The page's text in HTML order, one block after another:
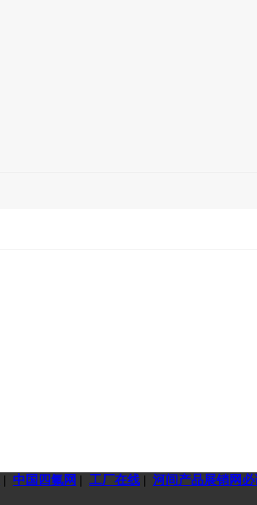
| 中国四氟网 | 工厂在线 | 河间产品展销网必